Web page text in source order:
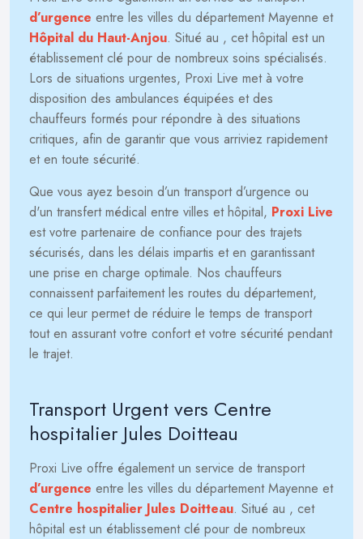
d’urgence entre les villes du département Mayenne et
Hôpital du Haut-Anjou. Situé au , cet hôpital est un
établissement clé pour de nombreux soins spécialisés.
Lors de situations urgentes, Proxi Live met à votre
disposition des ambulances équipées et des
chauffeurs formés pour répondre à des situations
critiques, afin de garantir que vous arriviez rapidement
et en toute sécurité.
Que vous ayez besoin d’un transport d’urgence ou
d'un transfert médical entre villes et hôpital, Proxi Live
est votre partenaire de confiance pour des trajets
sécurisés, dans les délais impartis et en garantissant
une prise en charge optimale. Nos chauffeurs
connaissent parfaitement les routes du département,
ce qui leur permet de réduire le temps de transport
tout en assurant votre confort et votre sécurité pendant
le trajet.
Transport Urgent vers Centre
hospitalier Jules Doitteau
Proxi Live offre également un service de transport
d’urgence entre les villes du département Mayenne et
Centre hospitalier Jules Doitteau. Situé au , cet
hôpital est un établissement clé pour de nombreux